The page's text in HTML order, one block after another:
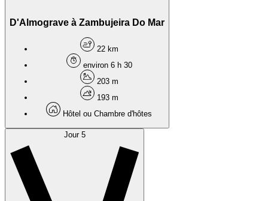
D'Almograve à Zambujeira Do Mar
22 km
environ 6 h 30
203 m
193 m
Hôtel ou Chambre d'hôtes
Jour 5